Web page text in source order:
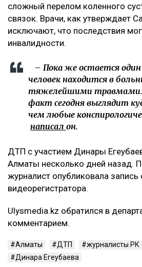
сложный перелом коленного
связок. Врачи, как утверждает
исключают, что последствия
инвалидности.
– Пока же остается
человек находится в
тяжелейшими
факт сегодня выглядит
чем любые
написал он.
ДТП с участием Динары
Алматы несколько дней назад.
журналист опубликовала запись
видеорегистратора.
Ulysmedia.kz обратился в
комментарием.
Алматы ДТП
журналисты РК
Динара Егеубаева